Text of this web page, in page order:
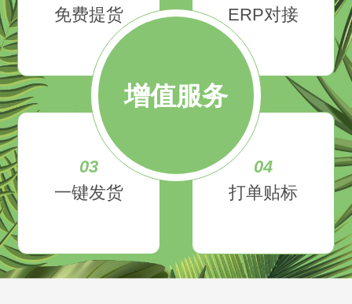
增值服务
免费提货
ERP对接
03
一键发货
04
打单贴标